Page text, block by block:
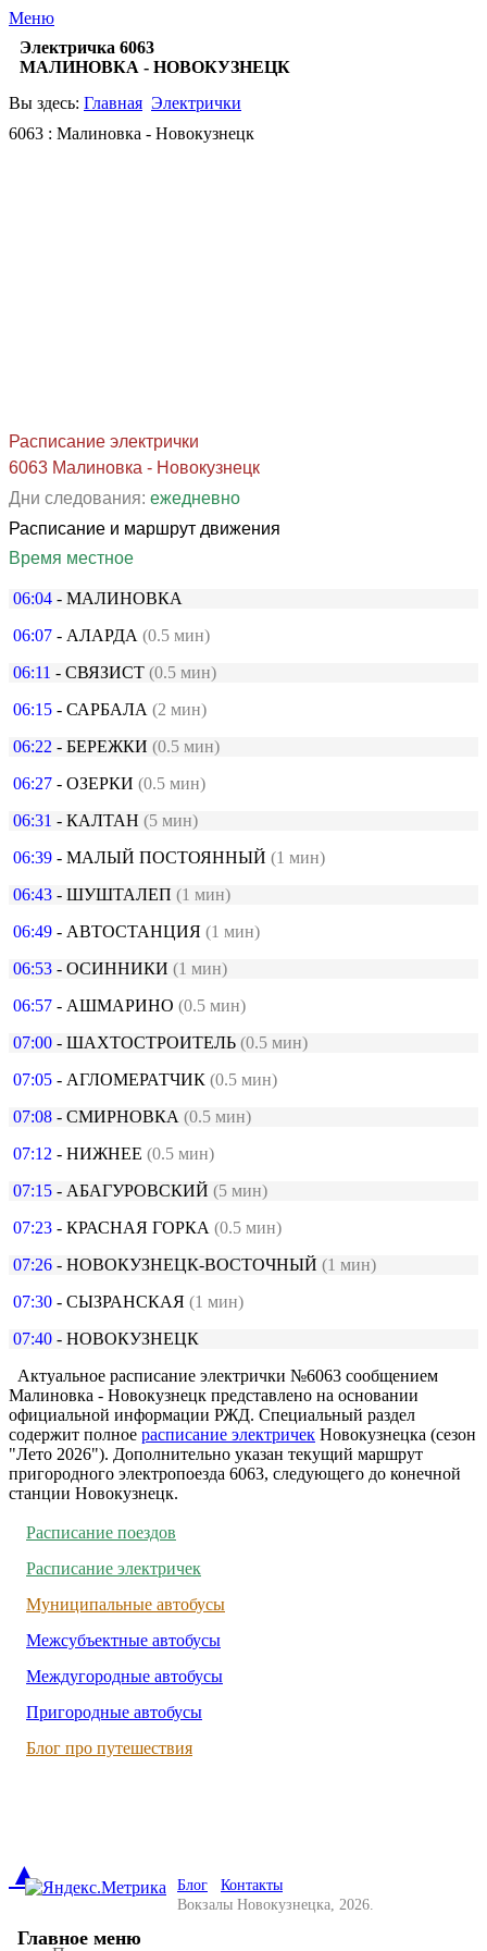
Меню
Электричка 6063
МАЛИНОВКА - НОВОКУЗНЕЦК
Вы здесь: Главная Электрички
6063 : Малиновка - Новокузнецк
Расписание электрички
6063 Малиновка - Новокузнецк
Дни следования: ежедневно
Расписание и маршрут движения
Время местное
06:04 - МАЛИНОВКА
06:07 - АЛАРДА (0.5 мин)
06:11 - СВЯЗИСТ (0.5 мин)
06:15 - САРБАЛА (2 мин)
06:22 - БЕРЕЖКИ (0.5 мин)
06:27 - ОЗЕРКИ (0.5 мин)
06:31 - КАЛТАН (5 мин)
06:39 - МАЛЫЙ ПОСТОЯННЫЙ (1 мин)
06:43 - ШУШТАЛЕП (1 мин)
06:49 - АВТОСТАНЦИЯ (1 мин)
06:53 - ОСИННИКИ (1 мин)
06:57 - АШМАРИНО (0.5 мин)
07:00 - ШАХТОСТРОИТЕЛЬ (0.5 мин)
07:05 - АГЛОМЕРАТЧИК (0.5 мин)
07:08 - СМИРНОВКА (0.5 мин)
07:12 - НИЖНЕЕ (0.5 мин)
07:15 - АБАГУРОВСКИЙ (5 мин)
07:23 - КРАСНАЯ ГОРКА (0.5 мин)
07:26 - НОВОКУЗНЕЦК-ВОСТОЧНЫЙ (1 мин)
07:30 - СЫЗРАНСКАЯ (1 мин)
07:40 - НОВОКУЗНЕЦК
Актуальное расписание электрички №6063 сообщением
Малиновка - Новокузнецк представлено на основании
официальной информации РЖД. Специальный раздел
содержит полное расписание электричек Новокузнецка (сезон
"Лето 2026"). Дополнительно указан текущий маршрут
пригородного электропоезда 6063, следующего до конечной
станции Новокузнецк.
Расписание поездов
Расписание электричек
Муниципальные автобусы
Межсубъектные автобусы
Междугородные автобусы
Пригородные автобусы
Блог про путешествия
▲ Блог
Контакты
Вокзалы Новокузнецка, 2026.
Главное меню